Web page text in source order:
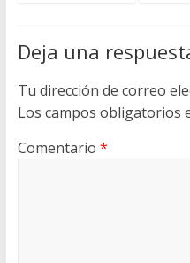
Deja una
Tu dirección de correo
Los campos obligatorios
Comentario *